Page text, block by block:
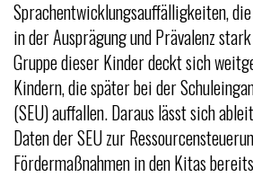
Sprachentwicklungsauffälligkeiten,
in der Ausprägung und Prävalenz
Gruppe dieser Kinder deckt sich
Kindern, die später bei der
(SEU) auffallen. Daraus lässt sich
Daten der SEU zur
Fördermaßnahmen in den Kitas